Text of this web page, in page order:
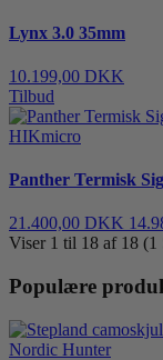
Lynx 3.0 35mm
10.199,00 DKK
Tilbud
HIKmicro
Panther Termisk
21.400,00 DKK
Viser 1 til 18 af 18 (1
Populære
Nordic Hunter